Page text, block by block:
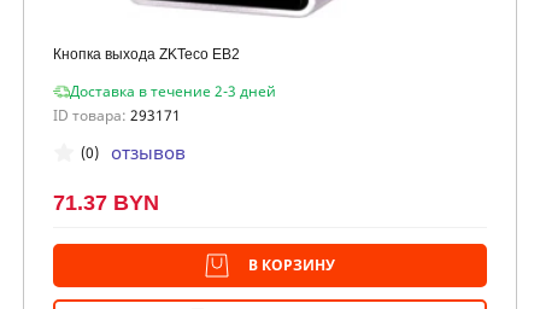
Кнопка выхода ZKTeco EB2
Доставка в течение 2-3 дней
ID товара: 293171
(0) отзывов
71.37 BYN
В КОРЗИНУ